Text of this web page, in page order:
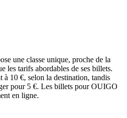
une classe unique, proche de la
les tarifs abordables de ses billets.
à 10 €, selon la destination, tandis
pour 5 €. Les billets pour OUIGO
en ligne.